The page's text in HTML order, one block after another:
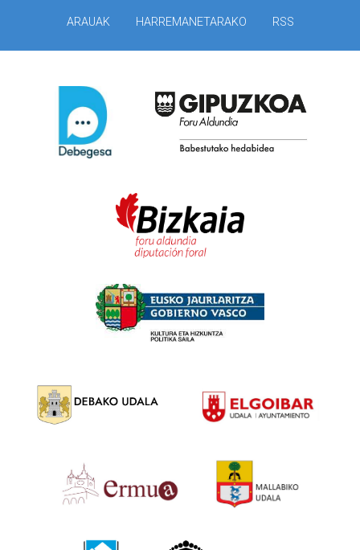
ARAUAK HARREMANETARAKO RSS